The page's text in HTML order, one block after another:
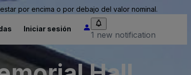
por encima o por debajo del valor nominal.
Iniciar sesión
1 new notification